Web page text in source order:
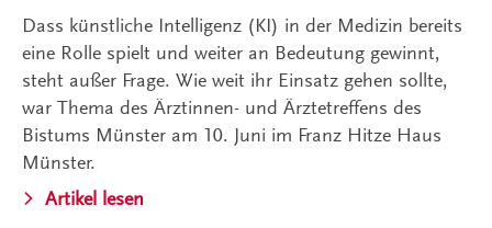
Dass künstliche Intelligenz (KI) in der Medizin bereits
eine Rolle spielt und weiter an Bedeutung gewinnt,
steht außer Frage. Wie weit ihr Einsatz gehen sollte,
war Thema des Ärztinnen- und Ärztetreffens des
Bistums Münster am 10. Juni im Franz Hitze Haus
Münster.
Artikel lesen